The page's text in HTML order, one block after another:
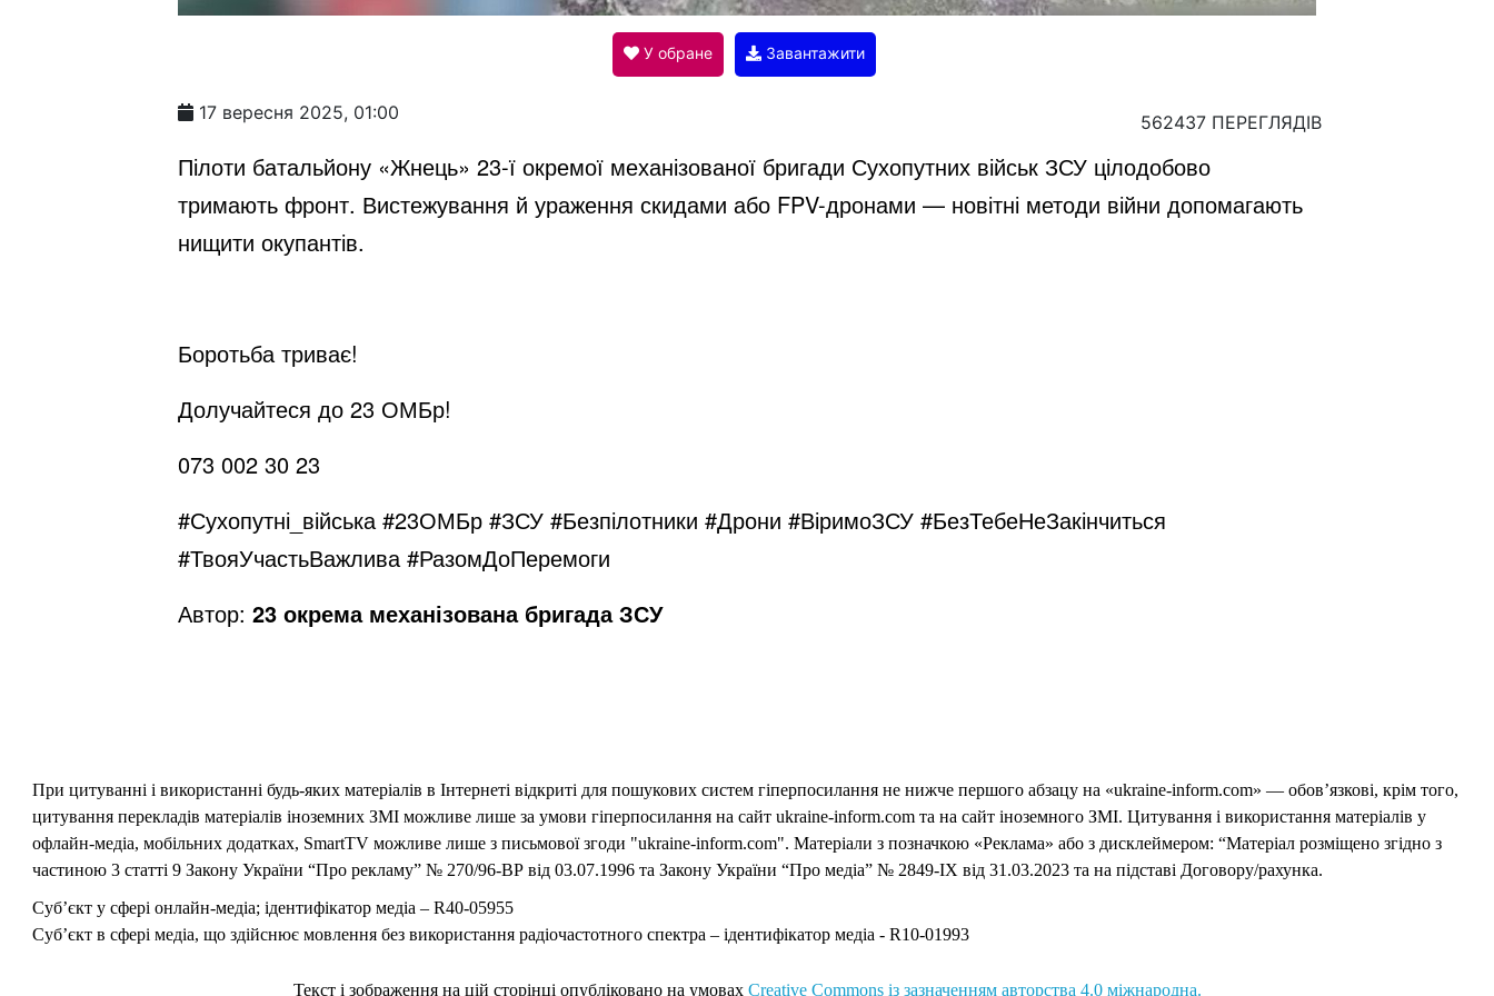
V
d
У обране Завантажити
17 вересня 2025, 01:00 562437 ПЕРЕГЛЯДІВ
Пілоти батальйону «Жнець» 23-ї окремої механізованої бригади Сухопутних військ ЗСУ цілодобово
тримають фронт. Вистежування й ураження скидами або FPV-дронами — новітні методи війни допомагають
нищити окупантів.
Боротьба триває!
Долучайтеся до 23 ОМБр!
073 002 30 23
#Сухопутні_війська #23ОМБр #ЗСУ #Безпілотники #Дрони #ВіримоЗСУ #БезТебеНеЗакінчиться
#ТвояУчастьВажлива #РазомДоПеремоги
Автор: 23 окрема механізована бригада ЗСУ
При цитуванні і використанні будь-яких матеріалів в Інтернеті відкриті для пошукових систем гіперпосилання не нижче першого абзацу на «ukraine-inform.com» — обов’язкові, крім того,
цитування перекладів матеріалів іноземних ЗМІ можливе лише за умови гіперпосилання на сайт ukraine-inform.com та на сайт іноземного ЗМІ. Цитування і використання матеріалів у
офлайн-медіа, мобільних додатках, SmartTV можливе лише з письмової згоди "ukraine-inform.com". Матеріали з позначкою «Реклама» або з дисклеймером: “Матеріал розміщено згідно з
частиною 3 статті 9 Закону України “Про рекламу” № 270/96-ВР від 03.07.1996 та Закону України “Про медіа” № 2849-IX від 31.03.2023 та на підставі Договору/рахунка.
Суб’єкт у сфері онлайн-медіа; ідентифікатор медіа – R40-05955
Суб’єкт в сфері медіа, що здійснює мовлення без використання радіочастотного спектра – ідентифікатор медіа - R10-01993
Текст і зображення на цій сторінці опубліковано на умовах Creative Commons із зазначенням авторства 4.0 міжнародна.